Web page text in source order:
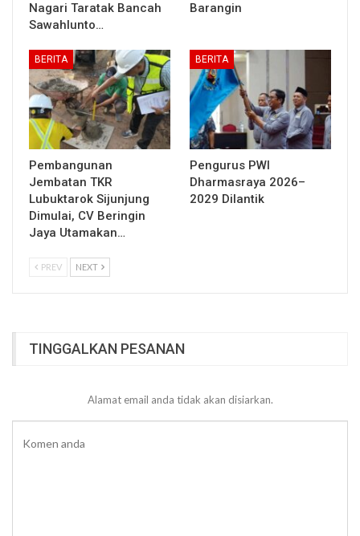
Nagari Taratak Bancah
Sawahlunto…
Barangin
BERITA
Pembangunan
Jembatan TKR
Lubuktarok Sijunjung
Dimulai, CV Beringin
Jaya Utamakan…
BERITA
Pengurus PWI
Dharmasraya 2026–
2029 Dilantik
PREV NEXT
TINGGALKAN PESANAN
Alamat email anda tidak akan disiarkan.